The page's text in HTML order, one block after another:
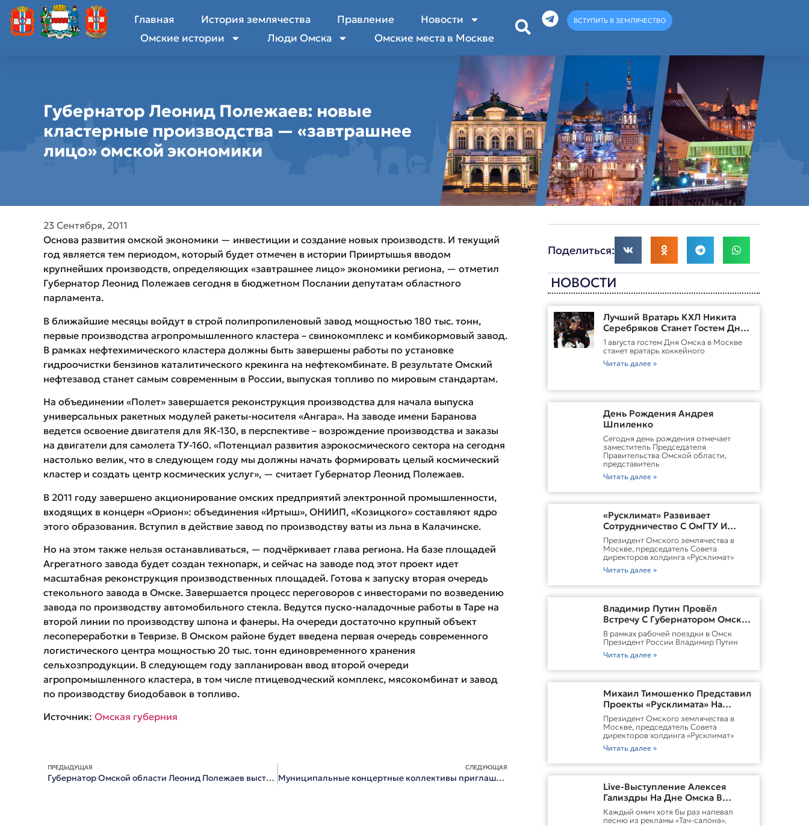
Главная История землячества Правление
Новости
Омские истории
Люди Омска Омские места в Москве
ВСТУПИТЬ В ЗЕМЛЯЧЕСТВО
Губернатор Леонид Полежаев: новые
кластерные производства — «завтрашнее
лицо» омской экономики
23 Сентября, 2011
Основа развития омской экономики — инвестиции и создание новых производств. И текущий
год является тем периодом, который будет отмечен в истории Прииртышья вводом
крупнейших производств, определяющих «завтрашнее лицо» экономики региона, — отметил
Губернатор Леонид Полежаев сегодня в бюджетном Послании депутатам областного
парламента.
В ближайшие месяцы войдут в строй полипропиленовый завод мощностью 180 тыс. тонн,
первые производства агропромышленного кластера – свинокомплекс и комбикормовый завод.
В рамках нефтехимического кластера должны быть завершены работы по установке
гидроочистки бензинов каталитического крекинга на нефтекомбинате. В результате Омский
нефтезавод станет самым современным в России, выпуская топливо по мировым стандартам.
На объединении «Полет» завершается реконструкция производства для начала выпуска
универсальных ракетных модулей ракеты-носителя «Ангара». На заводе имени Баранова
ведется освоение двигателя для ЯК-130, в перспективе – возрождение производства и заказы
на двигатели для самолета ТУ-160. «Потенциал развития аэрокосмического сектора на сегодня
настолько велик, что в следующем году мы должны начать формировать целый космический
кластер и создать центр космических услуг», — считает Губернатор Леонид Полежаев.
В 2011 году завершено акционирование омских предприятий электронной промышленности,
входящих в концерн «Орион»: объединения «Иртыш», ОНИИП, «Козицкого» составляют ядро
этого образования. Вступил в действие завод по производству ваты из льна в Калачинске.
Но на этом также нельзя останавливаться, — подчёркивает глава региона. На базе площадей
Агрегатного завода будет создан технопарк, и сейчас на заводе под этот проект идет
масштабная реконструкция производственных площадей. Готова к запуску вторая очередь
стекольного завода в Омске. Завершается процесс переговоров с инвесторами по возведению
завода по производству автомобильного стекла. Ведутся пуско-наладочные работы в Таре на
второй линии по производству шпона и фанеры. На очереди достаточно крупный объект
лесопереработки в Тевризе. В Омском районе будет введена первая очередь современного
логистического центра мощностью 20 тыс. тонн единовременного хранения
сельхозпродукции. В следующем году запланирован ввод второй очереди
агропромышленного кластера, в том числе птицеводческий комплекс, мясокомбинат и завод
по производству биодобавок в топливо.
Источник: Омская губерния
ПРЕДЫДУЩАЯ
Губернатор Омской области Леонид Полежаев выступил с бюджетным Посланием депутатам Законодательного Собрания
СЛЕДУЮЩАЯ
Муниципальные концертные коллективы приглашают на открытие сезона
Поделиться:
НОВОСТИ
Лучший Вратарь КХЛ Никита
Серебряков Станет Гостем Дня
Омска В Москве
1 августа гостем Дня Омска в Москве
станет вратарь хоккейного
Читать далее »
День Рождения Андрея
Шпиленко
Cегодня день рождения отмечает
заместитель Председателя
Правительства Омской области,
представитель
Читать далее »
«Русклимат» Развивает
Сотрудничество С ОмГТУ И
Участвует В Обновлении
Городской Среды Омска
Президент Омского землячества в
Москве, председатель Совета
директоров холдинга «Русклимат»
Читать далее »
Владимир Путин Провёл
Встречу С Губернатором Омской
Области Виталием
ХоценкоИсточник
В рамках рабочей поездки в Омск
Президент России Владимир Путин
Читать далее »
Михаил Тимошенко Представил
Проекты «Русклимата» На
Форуме России И Казахстана
Президент Омского землячества в
Москве, председатель Совета
директоров холдинга «Русклимат»
Читать далее »
Live-Выступление Алексея
Гализдры На Дне Омска В
Москве
Каждый омич хотя бы раз напевал
песню из рекламы «Тач-салона».